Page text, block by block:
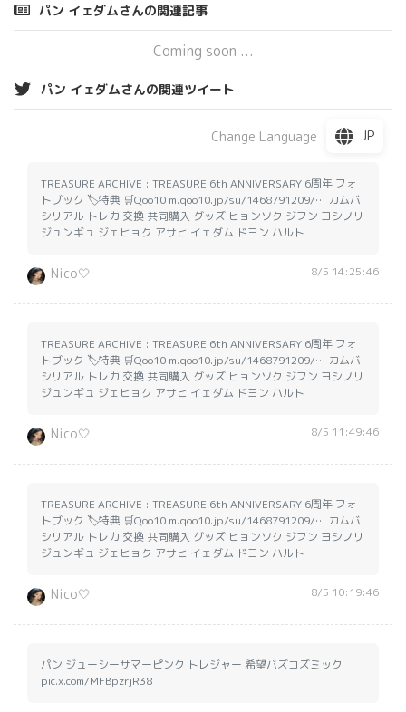
パン イェダムさんの関連記事
Coming soon ...
パン イェダムさんの関連ツイート
Change Language JP
TREASURE ARCHIVE : TREASURE 6th ANNIVERSARY 6周年 フォ
トブック 🏷️特典 🛒Qoo10 m.qoo10.jp/su/1468791209/… カムバ
シリアル トレカ 交換 共同購入 グッズ ヒョンソク ジフン ヨシノリ
ジュンギュ ジェヒョク アサヒ イェダム ドヨン ハルト
Nico🤍 8/5 14:25:46
TREASURE ARCHIVE : TREASURE 6th ANNIVERSARY 6周年 フォ
トブック 🏷️特典 🛒Qoo10 m.qoo10.jp/su/1468791209/… カムバ
シリアル トレカ 交換 共同購入 グッズ ヒョンソク ジフン ヨシノリ
ジュンギュ ジェヒョク アサヒ イェダム ドヨン ハルト
Nico🤍 8/5 11:49:46
TREASURE ARCHIVE : TREASURE 6th ANNIVERSARY 6周年 フォ
トブック 🏷️特典 🛒Qoo10 m.qoo10.jp/su/1468791209/… カムバ
シリアル トレカ 交換 共同購入 グッズ ヒョンソク ジフン ヨシノリ
ジュンギュ ジェヒョク アサヒ イェダム ドヨン ハルト
Nico🤍 8/5 10:19:46
パン ジューシーサマーピンク トレジャー 希望バズコズミック
pic.x.com/MFBpzrjR38